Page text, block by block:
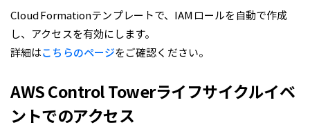
CloudFormationテンプレートで、IAMロールを自動で作成
し、アクセスを有効にします。
詳細はこちらのページをご確認ください。
AWS Control Towerライフサイクルイベ
ントでのアクセス